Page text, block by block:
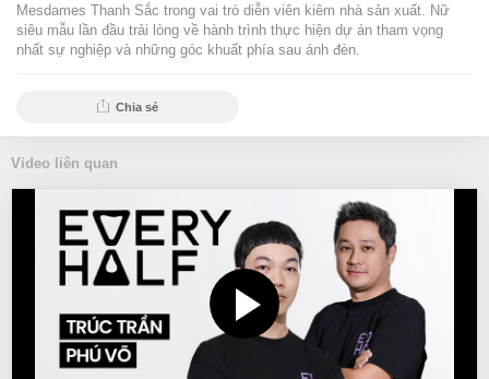
Mesdames Thanh Sắc trong vai trò diễn viên kiêm nhà sản xuất. Nữ
siêu mẫu lần đầu trải lòng về hành trình thực hiện dự án tham vọng
nhất sự nghiệp và những góc khuất phía sau ánh đèn.
Chia sẻ
Video liên quan